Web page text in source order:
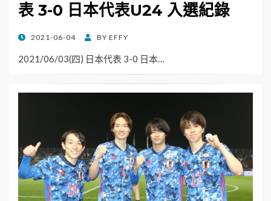
表 3-0 日本代表U24 入選紀錄
POSTED
2021-06-04 BY EFFY
2021/06/03(四) 日本代表 3-0 日本…